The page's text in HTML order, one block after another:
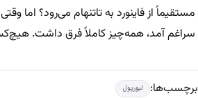
مستقیماً از فاینورد به تاتنهام می‌رود؟ اما
سراغم آمد، همه‌چیز کاملاً فرق داشت.
برچسب‌ها: لیورپول